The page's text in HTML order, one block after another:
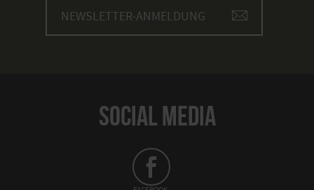
NEWSLETTER-ANMELDUNG
SOCIAL MEDIA